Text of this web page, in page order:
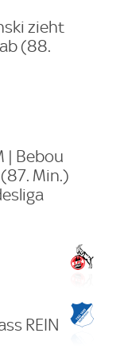
zieht
(88.
| Bebou
Min.)
REIN